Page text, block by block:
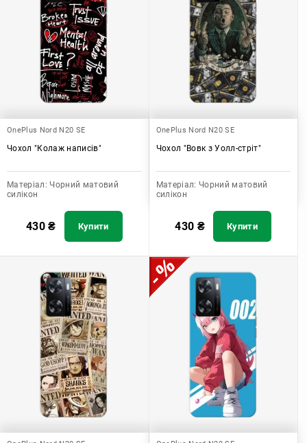
OnePlus Nord N20 SE
Чохол "Колаж написів"
Матеріал: Чорний матовий
силікон
430₴ Купити
OnePlus Nord N20 SE
Чохол "Вовк з Уолл-стріт"
Матеріал: Чорний матовий
силікон
430 ₴ Купити